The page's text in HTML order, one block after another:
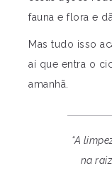
fauna e flora e
Mas tudo isso
aí que entra o
amanhã.
“A
na